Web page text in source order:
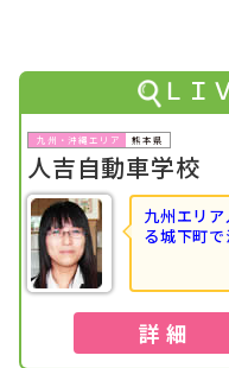
九州・沖縄で男性の高校
全国で男性の高校生に人気
2023年07月
九州・沖縄で男性の高校
した！
2023年07月
九州・沖縄で高校生に人気
2023年06月
九州・沖縄で男性のフリ
りました！
ＬＩ
熊本県
人吉自動車学校
九州エリ
る城下町で
詳 細